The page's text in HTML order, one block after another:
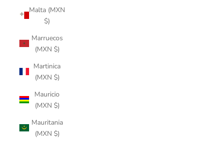
Malta (MXN
$)
Marruecos
(MXN $)
Martinica
(MXN $)
Mauricio
(MXN $)
Mauritania
(MXN $)